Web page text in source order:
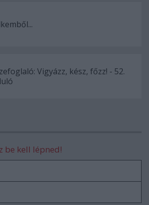
Vigyázz, kész, főzz! - 52.
be kell lépned!